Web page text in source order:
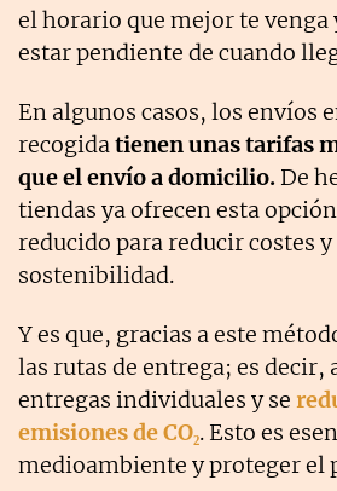
el horario que mejor te venga
estar pendiente de cuando
En algunos casos, los envíos
recogidatienen unas tarifas
que el envío a domicilio. De
tiendas ya ofrecen esta
reducido para reducir costes
sostenibilidad.
Y es que, gracias a este
las rutas de entrega; es
entregas individuales y se
emisiones deCO₂. Esto es
medioambiente y proteger el